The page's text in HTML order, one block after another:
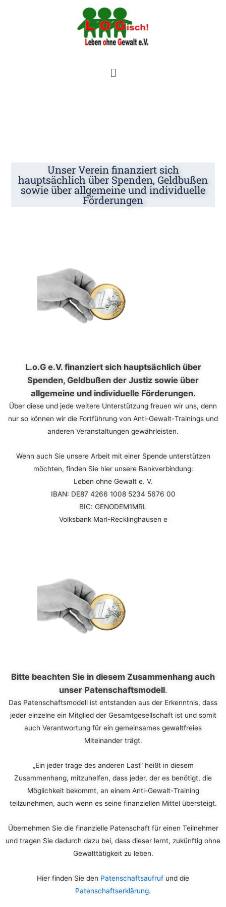
Unser Verein finanziert sich
hauptsächlich über Spenden, Geldbußen
sowie über allgemeine und individuelle
Förderungen
L.o.G e.V. finanziert sich hauptsächlich über
Spenden, Geldbußen der Justiz sowie über
allgemeine und individuelle Förderungen.
Über diese und jede weitere Unterstützung freuen wir uns, denn
nur so können wir die Fortführung von Anti-Gewalt-Trainings und
anderen Veranstaltungen gewährleisten.
Wenn auch Sie unsere Arbeit mit einer Spende unterstützen
möchten, finden Sie hier unsere Bankverbindung:
Leben ohne Gewalt e. V.
IBAN: DE87 4266 1008 5234 5676 00
BIC: GENODEM1MRL
Volksbank Marl-Recklinghausen e
Bitte beachten Sie in diesem Zusammenhang auch
unser Patenschaftsmodell.
Das Patenschaftsmodell ist entstanden aus der Erkenntnis, dass
jeder einzelne ein Mitglied der Gesamtgesellschaft ist und somit
auch Verantwortung für ein gemeinsames gewaltfreies
Miteinander trägt.
„Ein jeder trage des anderen Last“ heißt in diesem
Zusammenhang, mitzuhelfen, dass jeder, der es benötigt, die
Möglichkeit bekommt, an einem Anti-Gewalt-Training
teilzunehmen, auch wenn es seine finanziellen Mittel übersteigt.
Übernehmen Sie die finanzielle Patenschaft für einen Teilnehmer
und tragen Sie dadurch dazu bei, dass dieser lernt, zukünftig ohne
Gewalttätigkeit zu leben.
Hier finden Sie den Patenschaftsaufruf und die
Patenschaftserklärung.